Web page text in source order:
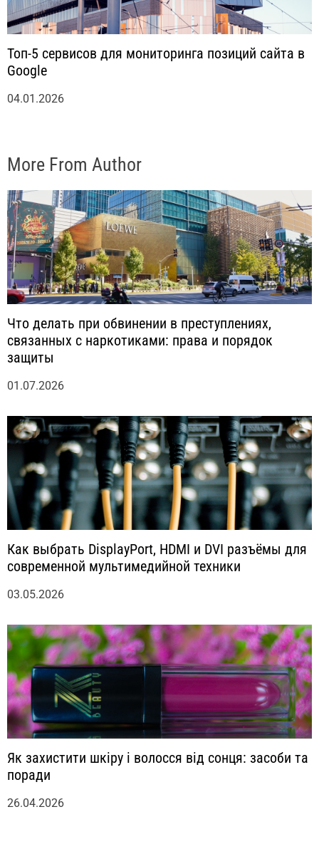
Топ-5 сервисов для мониторинга позиций сайта в
Google
04.01.2026
More From Author
Что делать при обвинении в преступлениях,
связанных с наркотиками: права и порядок
защиты
01.07.2026
Как выбрать DisplayPort, HDMI и DVI разъёмы для
современной мультимедийной техники
03.05.2026
Як захистити шкіру і волосся від сонця: засоби та
поради
26.04.2026